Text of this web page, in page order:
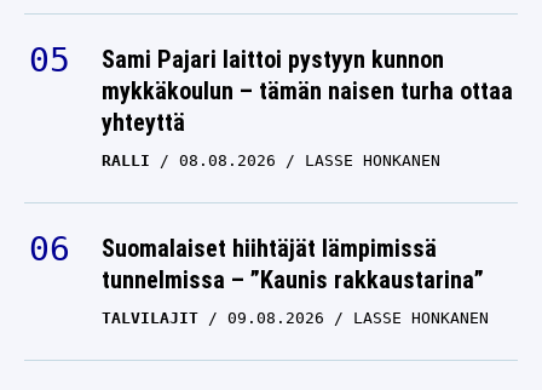
Sami Pajari laittoi pystyyn kunnon
mykkäkoulun – tämän naisen turha ottaa
yhteyttä
RALLI 08.08.2026 LASSE HONKANEN
Suomalaiset hiihtäjät lämpimissä
tunnelmissa – ”Kaunis rakkaustarina”
TALVILAJIT 09.08.2026 LASSE HONKANEN